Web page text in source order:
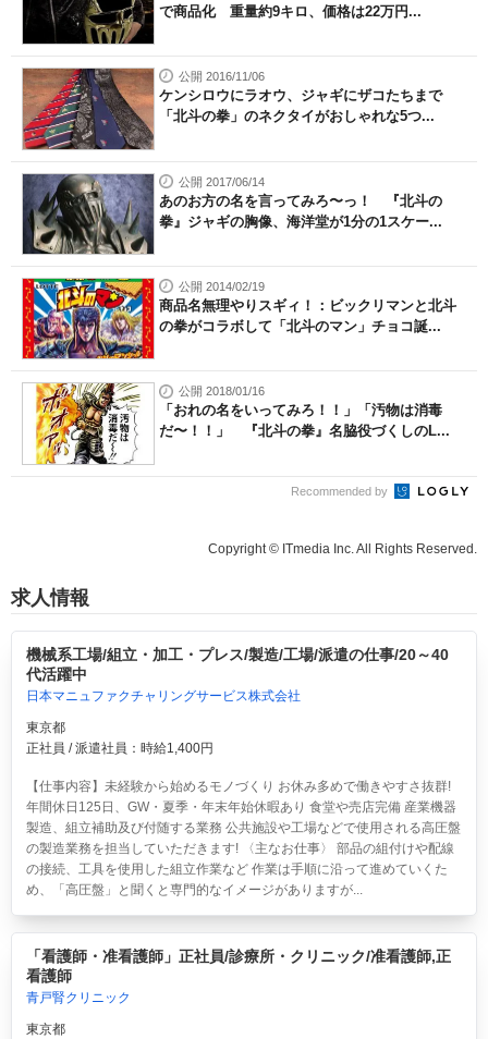
で商品化 重量約9キロ、価格は22万円...
公開 2016/11/06
ケンシロウにラオウ、ジャギにザコたちまで
「北斗の拳」のネクタイがおしゃれな5つ...
公開 2017/06/14
あのお方の名を言ってみろ〜っ！ 『北斗の
拳』ジャギの胸像、海洋堂が1分の1スケー...
公開 2014/02/19
商品名無理やりスギィ！：ビックリマンと北斗
の拳がコラボして「北斗のマン」チョコ誕...
公開 2018/01/16
「おれの名をいってみろ！！」「汚物は消毒
だ〜！！」 『北斗の拳』名脇役づくしのL...
Recommended by
Copyright © ITmedia Inc. All Rights Reserved.
求人情報
機械系工場/組立・加工・プレス/製造/工場/派遣の仕事/20～40
代活躍中
日本マニュファクチャリングサービス株式会社
東京都
正社員 / 派遣社員：時給1,400円
【仕事内容】未経験から始めるモノづくり お休み多めで働きやすさ抜群!
年間休日125日、GW・夏季・年末年始休暇あり 食堂や売店完備 産業機器
製造、組立補助及び付随する業務 公共施設や工場などで使用される高圧盤
の製造業務を担当していただきます! 〈主なお仕事〉 部品の組付けや配線
の接続、工具を使用した組立作業など 作業は手順に沿って進めていくた
め、「高圧盤」と聞くと専門的なイメージがありますが...
「看護師・准看護師」正社員/診療所・クリニック/准看護師,正
看護師
青戸腎クリニック
東京都